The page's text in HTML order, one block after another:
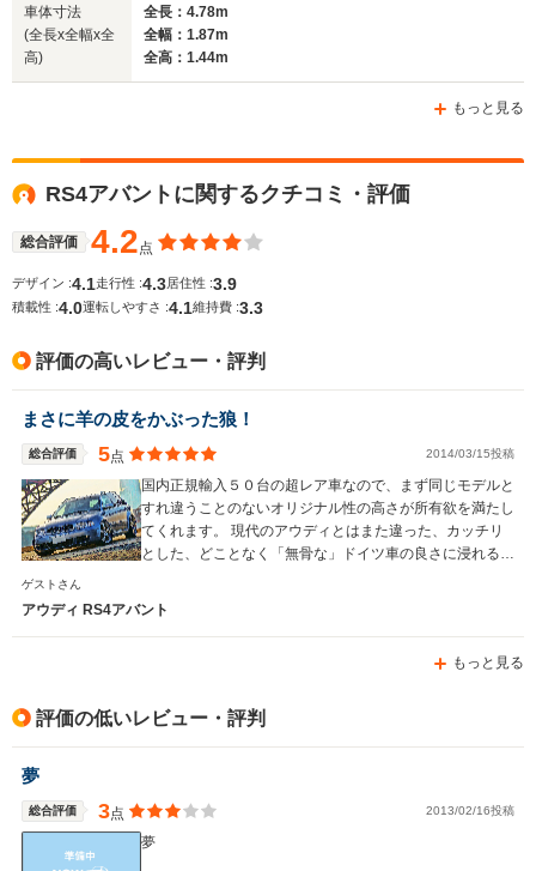
WLTCモード
燃費
7.5km/L
車体寸法
(全長x全幅x全
高)
全長：4.78m
全幅：1.87m
全高：1.44m
もっと見る
RS4アバントに関するクチコミ・評価
総合評価 4.2点
デザイン :4.1走行性 :4.3 居住性 :3.9
積載性 :4.0運転しやすさ :4.1維持費 :3.3
評価の高いレビュー・評判
まさに羊の皮をかぶった狼！
総合評価 5点 2014/03/15投稿
国内正規輸入５０台の超レア車なので、まず同じモデルと
すれ違うことのないオリジナル性の高さが所有欲を満たし
てくれます。 現代のアウディとはまた違った、カッチリ
とした、どことなく「無骨な」ドイツ車の良さに浸れる車
ゲストさん
アウディ RS4アバント
もっと見る
評価の低いレビュー・評判
夢
総合評価 3点 2013/02/16投稿
夢